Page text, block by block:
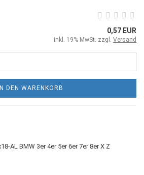
0,57 EUR
inkl. 19% MwSt. zzgl. Versand
IN DEN WARENKORB